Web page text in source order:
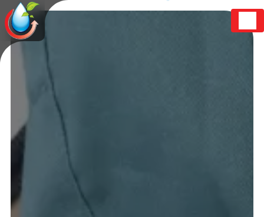
Panneau de gestion des cookies